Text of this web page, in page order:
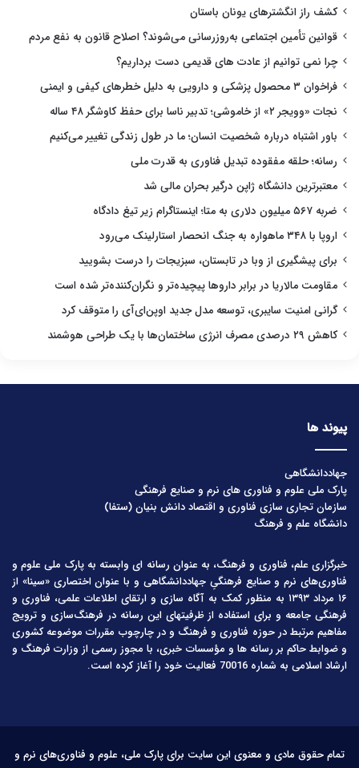
کشف راز انگشترهای یونان باستان
قوانین تأمین اجتماعی به‌روزرسانی می‌شوند؟ اصلاح قانون به نفع مردم
چرا نمی توانیم از عادت های قدیمی دست برداریم؟
فراخوان ۳ محصول پزشکی و دارویی به دلیل خطرهای کیفی و ایمنی
نجات «وویجر ۲» از خاموشی؛ تدبیر ناسا برای حفظ کاوشگر ۴۸ ساله
باور اشتباه درباره شخصیت انسان؛ ما در طول زندگی تغییر می‌کنیم
رسانه؛ حلقه مفقوده تبدیل فناوری به قدرت ملی
معتبرترین دانشگاه ژاپن درگیر بحران مالی شد
ضربه ۵۶۷ میلیون دلاری به متا؛ اینستاگرام زیر تیغ دادگاه
اروپا با ۳۴۸ ماهواره به جنگ انحصار استارلینک می‌رود
برای پیشگیری از وبا در تابستان، سبزیجات را درست بشویید
مقاومت مالاریا در برابر داروها پیچیده‌تر و نگران‌کننده‌تر شده است
گرانی امنیت سایبری، توسعه مدل جدید اوپن‌ای‌آی را متوقف کرد
کاهش ۲۹ درصدی مصرف انرژی ساختمان‌ها با یک طراحی هوشمند
پیوند ها
جهاددانشگاهی
پارک ملی علوم و فناوری های نرم و صنایع فرهنگی
سازمان تجاری سازی فناوری و اقتصاد دانش بنیان (ستفا)
دانشگاه علم و فرهنگ
خبرگزاری علم، فناوری و فرهنگ، به عنوان رسانه ای وابسته به پارک ملی علوم و
فناوری‌های نرم و صنایع فرهنگیِ جهاددانشگاهی و با عنوان اختصاری «سینا» از
۱۶ مرداد ۱۳۹۳ به منظور کمک به آگاه سازی و ارتقای اطلاعات علمی، فناوری و
فرهنگی جامعه و برای استفاده از ظرفیتهای این رسانه در فرهنگ‌سازی و ترویج
مفاهیم مرتبط در حوزه فناوری و فرهنگ و در چارچوب مقررات موضوعه کشوری
و ضوابط حاکم بر رسانه ها و مؤسسات خبری، با مجوز رسمی از وزارت فرهنگ و
ارشاد اسلامی به شماره 70016 فعالیت خود را آغاز کرده است.
تمام حقوق مادی و معنوی این سایت برای پارک ملی، علوم و فناوری‌های نرم و